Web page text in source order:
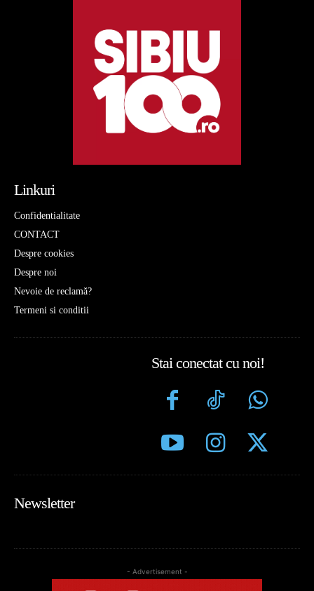
Linkuri
Confidentialitate
CONTACT
Despre cookies
Despre noi
Nevoie de reclamă?
Termeni si conditii
Stai conectat cu noi!
Newsletter
- Advertisement -